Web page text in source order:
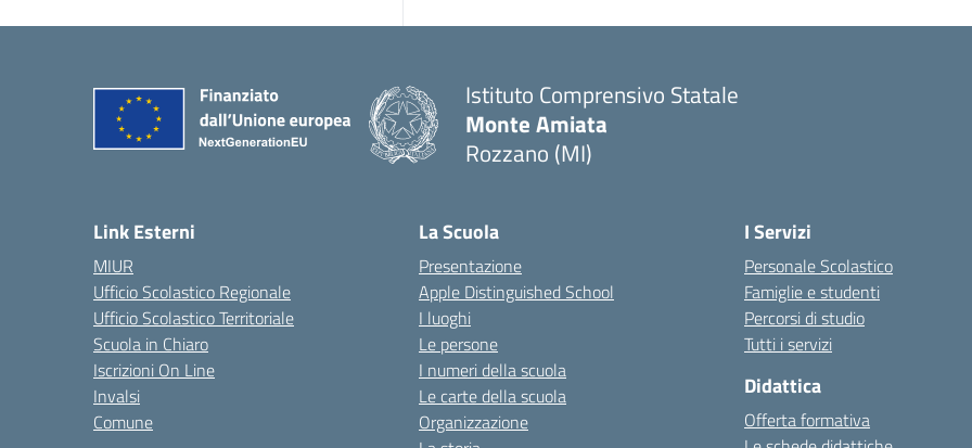
Istituto Comprensivo Statale
Monte Amiata
Rozzano (MI)
Link Esterni
MIUR
Ufficio Scolastico Regionale
Ufficio Scolastico Territoriale
Scuola in Chiaro
Iscrizioni On Line
Invalsi
Comune
La Scuola
Presentazione
Apple Distinguished School
I luoghi
Le persone
I numeri della scuola
Le carte della scuola
Organizzazione
I Servizi
Personale Scolastico
Famiglie e studenti
Percorsi di studio
Tutti i servizi
Didattica
Offerta formativa